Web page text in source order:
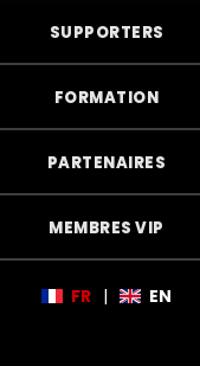
SUPPORTERS
FORMATION
PARTENAIRES
MEMBRES VIP
FR | EN